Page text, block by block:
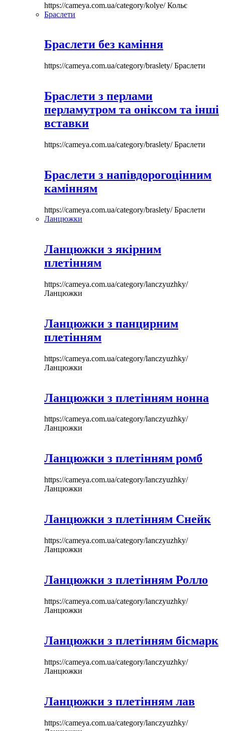
https://cameya.com.ua/category/kolye/Кольє
Браслети
Браслети без каміння
https://cameya.com.ua/category/braslety/Браслети
Браслети з перлами
перламутром та оніксом та інші
вставки
https://cameya.com.ua/category/braslety/Браслети
Браслети з напівдорогоцінним
камінням
https://cameya.com.ua/category/braslety/Браслети
Ланцюжки
Ланцюжки з якірним
плетінням
https://cameya.com.ua/category/lanczyuzhky/
Ланцюжки
Ланцюжки з панцирним
плетінням
https://cameya.com.ua/category/lanczyuzhky/
Ланцюжки
Ланцюжки з плетінням нонна
https://cameya.com.ua/category/lanczyuzhky/
Ланцюжки
Ланцюжки з плетінням ромб
https://cameya.com.ua/category/lanczyuzhky/
Ланцюжки
Ланцюжки з плетінням Снейк
https://cameya.com.ua/category/lanczyuzhky/
Ланцюжки
Ланцюжки з плетінням Ролло
https://cameya.com.ua/category/lanczyuzhky/
Ланцюжки
Ланцюжки з плетінням бісмарк
https://cameya.com.ua/category/lanczyuzhky/
Ланцюжки
Ланцюжки з плетінням лав
https://cameya.com.ua/category/lanczyuzhky/